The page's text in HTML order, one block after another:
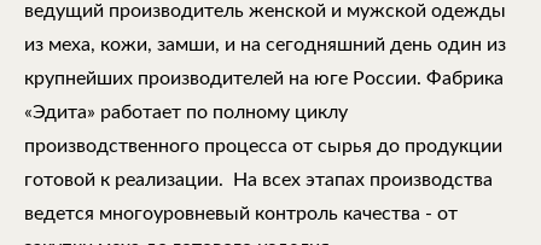
ведущий производитель женской и мужской одежды
из меха, кожи, замши, и на сегодняшний день один из
крупнейших производителей на юге России. Фабрика
«Эдита» работает по полному циклу
производственного процесса от сырья до продукции
готовой к реализации. На всех этапах производства
ведется многоуровневый контроль качества - от